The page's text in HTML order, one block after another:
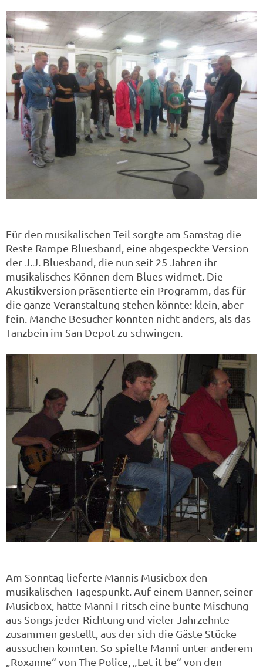
Für den musikalischen Teil sorgte am Samstag die
Reste Rampe Bluesband, eine abgespeckte Version
der J.J. Bluesband, die nun seit 25 Jahren ihr
musikalisches Können dem Blues widmet. Die
Akustikversion präsentierte ein Programm, das für
die ganze Veranstaltung stehen könnte: klein, aber
fein. Manche Besucher konnten nicht anders, als das
Tanzbein im San Depot zu schwingen.
Am Sonntag lieferte Mannis Musicbox den
musikalischen Tagespunkt. Auf einem Banner, seiner
Musicbox, hatte Manni Fritsch eine bunte Mischung
aus Songs jeder Richtung und vieler Jahrzehnte
zusammen gestellt, aus der sich die Gäste Stücke
aussuchen konnten. So spielte Manni unter anderem
„Roxanne“ von The Police, „Let it be“ von den